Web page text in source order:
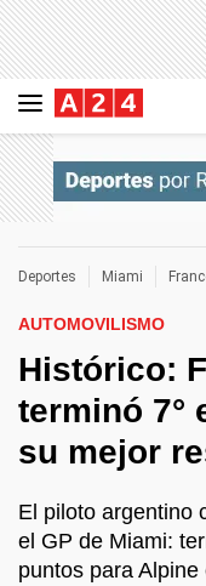
Deportes Miami
AUTOMOVILISMO
Histórico:
terminó 7°
su mejor
El piloto argentino
el GP de Miami:
puntos para